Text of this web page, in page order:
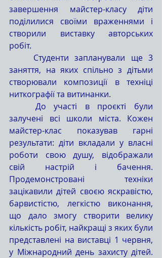
завершення майстер-класу діти
поділилися своїми враженнями і
створили виставку авторських
робіт.
заняття, на яких спільно з дітьми
створювали композиції в техніці
ниткографії та витинанки.
залучені всі школи міста. Кожен
майстер-клас показував гарні
результати: діти вкладали у власні
роботи свою душу, відображали
свій настрій і бачення.
Продемонстровані техніки
зацікавили дітей своєю яскравістю,
барвистістю, легкістю виконання,
що дало змогу створити велику
кількість робіт, найкращі з яких були
представлені на виставці 1 червня,
у Міжнародний день захисту дітей.